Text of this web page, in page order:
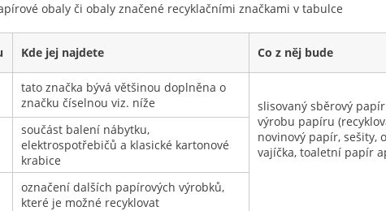
obaly či obaly značené recyklačními značkami v tabulce
Kde jej najdete Co z něj bude
tato značka bývá většinou doplněna o
značku číselnou viz. níže
slisovaný sběrový
výrobu papíru
novinový papír, sešity,
vajíčka, toaletní papír
součást balení nábytku,
elektrospotřebičů a klasické kartonové
krabice
označení dalších papírových výrobků,
které je možné recyklovat